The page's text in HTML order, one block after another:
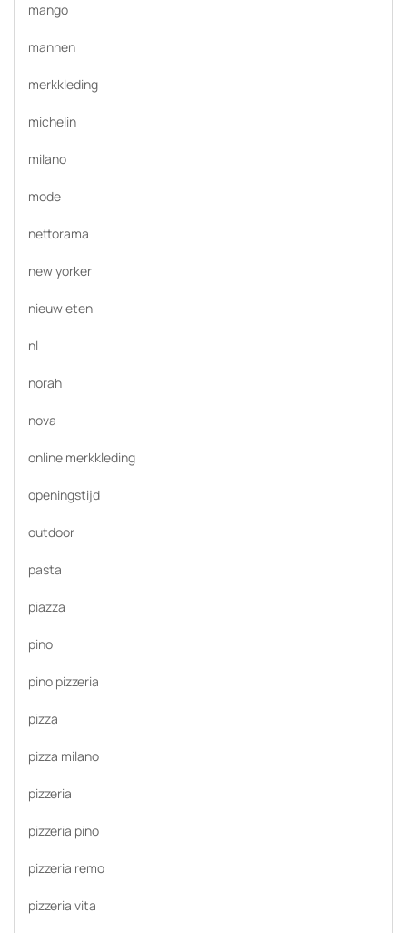
mango
mannen
merkkleding
michelin
milano
mode
nettorama
new yorker
nieuw eten
nl
norah
nova
online merkkleding
openingstijd
outdoor
pasta
piazza
pino
pino pizzeria
pizza
pizza milano
pizzeria
pizzeria pino
pizzeria remo
pizzeria vita